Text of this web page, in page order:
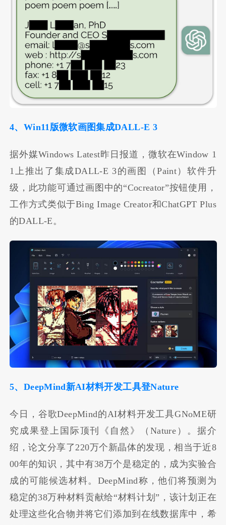
4、Win11版微软画图集成DALL-E 3
据外媒Windows Latest昨日报道，微软在Window 1
1上推出了集成DALL-E 3的画图（Paint）软件升
级，此功能可通过画图中的“Cocreator”按钮使用，
工作方式类似于Bing Image Creator和ChatGPT Plus
的DALL-E。
5、DeepMind新AI材料开发工具登Nature
今日，谷歌DeepMind的AI材料开发工具GNoME研
究成果登上国际顶刊《自然》（Nature）。据介
绍，论文分享了220万个新晶体的发现，相当于近8
00年的知识，其中有38万个是稳定的，成为实验合
成的可能候选材料。DeepMind称，他们将预测为
稳定的38万种材料贡献给“材料计划”，该计划正在
处理这些化合物并将它们添加到在线数据库中，希